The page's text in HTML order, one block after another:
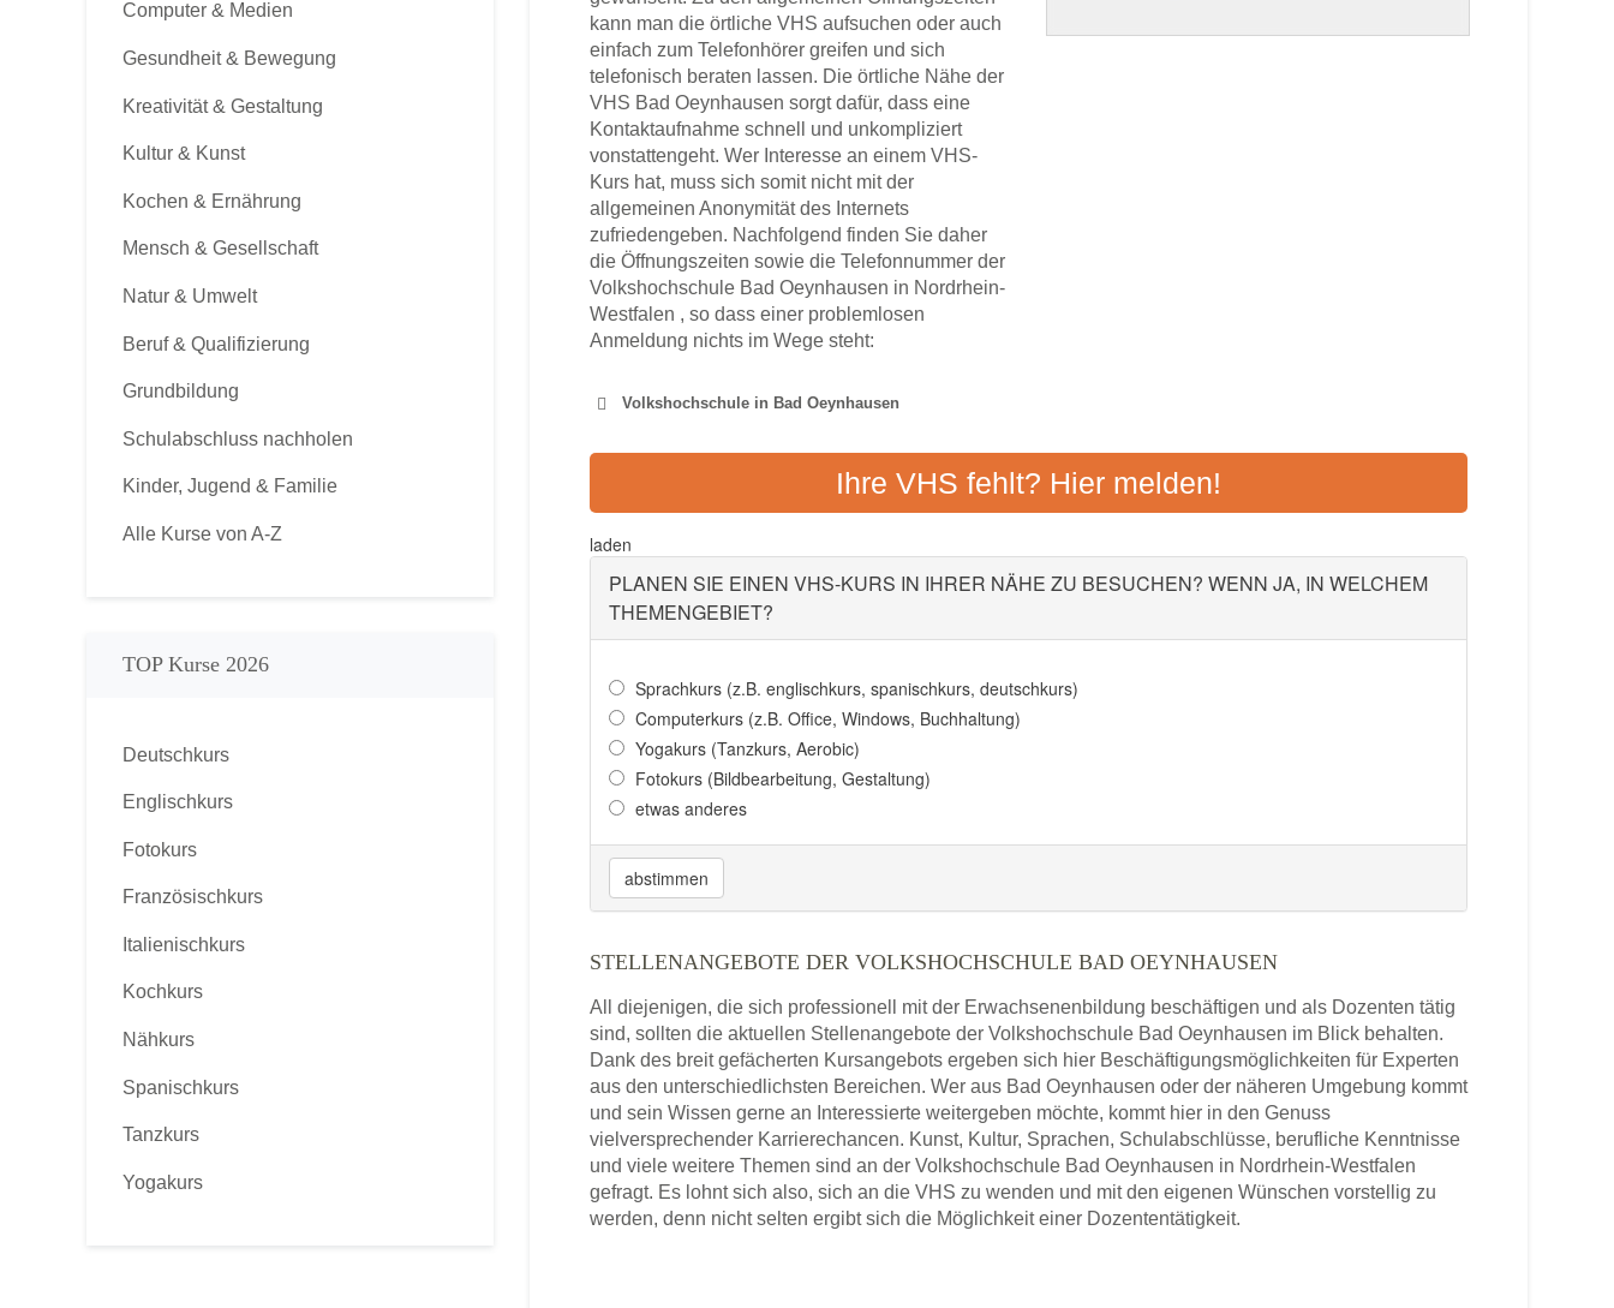
kann man die örtliche VHS aufsuchen oder auch
einfach zum Telefonhörer greifen und sich
telefonisch beraten lassen. Die örtliche Nähe der
VHS Bad Oeynhausen sorgt dafür, dass eine
Kontaktaufnahme schnell und unkompliziert
vonstattengeht. Wer Interesse an einem VHS-
Kurs hat, muss sich somit nicht mit der
allgemeinen Anonymität des Internets
zufriedengeben. Nachfolgend finden Sie daher
die Öffnungszeiten sowie die Telefonnummer der
Volkshochschule Bad Oeynhausen in Nordrhein-
Westfalen , so dass einer problemlosen
Anmeldung nichts im Wege steht:
Volkshochschule in Bad Oeynhausen
VOLKSHOCHSCHULE MINDEN - BAD OYENHAUSEN
Adresse: Kaiserstraße 14, 32545 Bad Oeynhausen
Ihre VHS fehlt? Hier melden!
laden
PLANEN SIE EINEN VHS-KURS IN IHRER NÄHE ZU BESUCHEN? WENN JA, IN WELCHEM
THEMENGEBIET?
Sprachkurs (z.B. englischkurs, spanischkurs, deutschkurs)
Computerkurs (z.B. Office, Windows, Buchhaltung)
Yogakurs (Tanzkurs, Aerobic)
Fotokurs (Bildbearbeitung, Gestaltung)
etwas anderes
abstimmen
STELLENANGEBOTE DER VOLKSHOCHSCHULE BAD OEYNHAUSEN
All diejenigen, die sich professionell mit der Erwachsenenbildung beschäftigen und als Dozenten tätig
sind, sollten die aktuellen Stellenangebote der Volkshochschule Bad Oeynhausen im Blick behalten.
Dank des breit gefächerten Kursangebots ergeben sich hier Beschäftigungsmöglichkeiten für Experten
aus den unterschiedlichsten Bereichen. Wer aus Bad Oeynhausen oder der näheren Umgebung kommt
und sein Wissen gerne an Interessierte weitergeben möchte, kommt hier in den Genuss
vielversprechender Karrierechancen. Kunst, Kultur, Sprachen, Schulabschlüsse, berufliche Kenntnisse
und viele weitere Themen sind an der Volkshochschule Bad Oeynhausen in Nordrhein-Westfalen
gefragt. Es lohnt sich also, sich an die VHS zu wenden und mit den eigenen Wünschen vorstellig zu
werden, denn nicht selten ergibt sich die Möglichkeit einer Dozententätigkeit.
Computer & Medien
Gesundheit & Bewegung
Kreativität & Gestaltung
Kultur & Kunst
Kochen & Ernährung
Mensch & Gesellschaft
Natur & Umwelt
Beruf & Qualifizierung
Grundbildung
Schulabschluss nachholen
Kinder, Jugend & Familie
Alle Kurse von A-Z
TOP Kurse 2026
Deutschkurs
Englischkurs
Fotokurs
Französischkurs
Italienischkurs
Kochkurs
Nähkurs
Spanischkurs
Tanzkurs
Yogakurs